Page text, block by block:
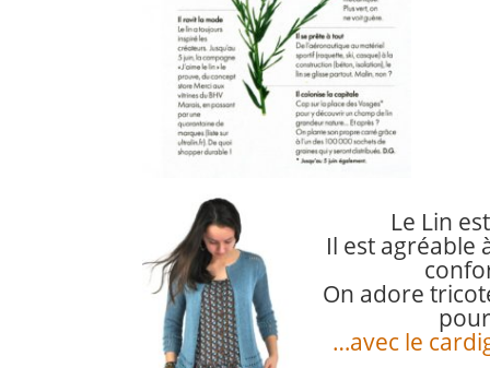
Le Lin
Il est agréable
On adore
…avec le